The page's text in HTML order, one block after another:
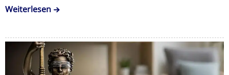
Weiterlesen